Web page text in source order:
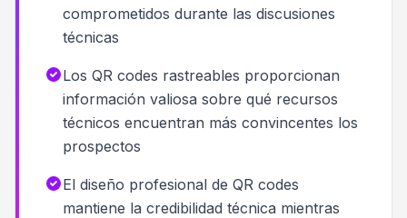
comprometidos durante las discusiones
técnicas
Los QR codes rastreables proporcionan
información valiosa sobre qué recursos
técnicos encuentran más convincentes los
prospectos
El diseño profesional de QR codes
mantiene la credibilidad técnica mientras